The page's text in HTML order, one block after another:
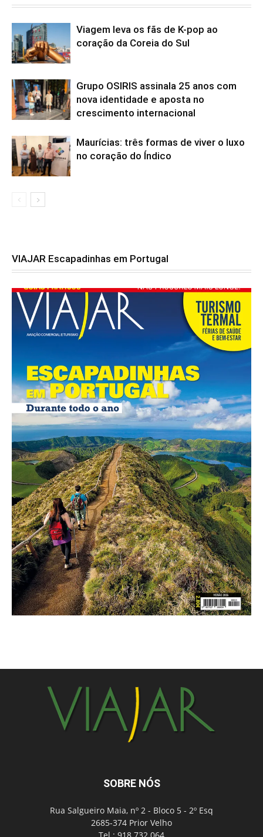
Viagem leva os fãs de K-pop ao
coração da Coreia do Sul
Grupo OSIRIS assinala 25 anos com
nova identidade e aposta no
crescimento internacional
Maurícias: três formas de viver o luxo
no coração do Índico
VIAJAR Escapadinhas em Portugal
SOBRE NÓS
Rua Salgueiro Maia, nº 2 - Bloco 5 - 2º Esq
2685-374 Prior Velho